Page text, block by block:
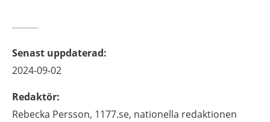
Senast uppdaterad:
2024-09-02
Redaktör:
Rebecka Persson, 1177.se, nationella redaktionen